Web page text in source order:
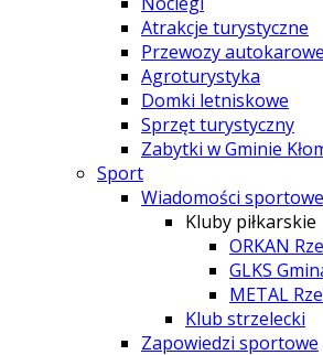
Atrakcje turystyczne
Przewozy autokarowe
Agroturystyka
Domki letniskowe
Sprzęt turystyczny
Zabytki w Gminie
Sport
Wiadomości sportowe
Kluby piłkarskie
ORKAN
GLKS
METAL
Klub strzelecki
Zapowiedzi sportowe